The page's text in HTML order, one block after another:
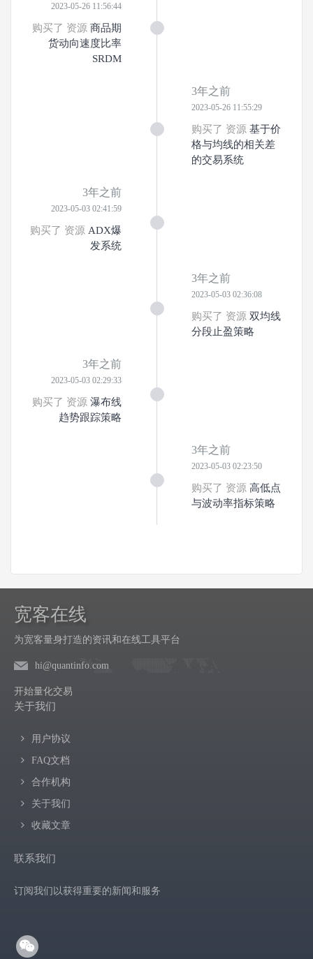
2023-05-26 11:56:44
购买了 资源 商品期
货动向速度比率
SRDM
3年之前
2023-05-26 11:55:29
购买了 资源 基于价
格与均线的相关差
的交易系统
3年之前
2023-05-03 02:41:59
购买了 资源 ADX爆
发系统
3年之前
2023-05-03 02:36:08
购买了 资源 双均线
分段止盈策略
3年之前
2023-05-03 02:29:33
购买了 资源 瀑布线
趋势跟踪策略
3年之前
2023-05-03 02:23:50
购买了 资源 高低点
与波动率指标策略
宽客在线
为宽客量身打造的资讯和在线工具平台
hi@quantinfo.com
开始量化交易
关于我们
用户协议
FAQ文档
合作机构
关于我们
收藏文章
联系我们
订阅我们以获得重要的新闻和服务